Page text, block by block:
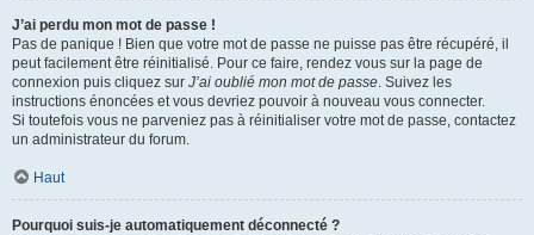
J’ai perdu mon mot de passe !
Pas de panique ! Bien que votre mot de passe ne puisse pas être récupéré, il
peut facilement être réinitialisé. Pour ce faire, rendez vous sur la page de
connexion puis cliquez sur J’ai oublié mon mot de passe. Suivez les
instructions énoncées et vous devriez pouvoir à nouveau vous connecter.
Si toutefois vous ne parveniez pas à réinitialiser votre mot de passe, contactez
un administrateur du forum.
Haut
Pourquoi suis-je automatiquement déconnecté ?